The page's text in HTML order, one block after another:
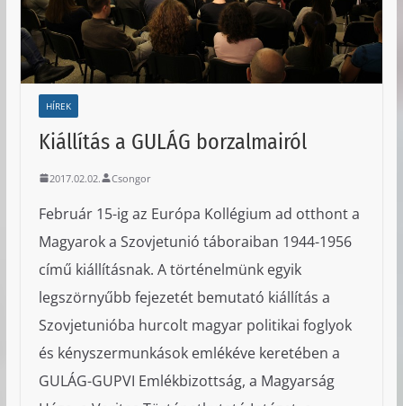
HÍREK
Kiállítás a GULÁG borzalmairól
2017.02.02. Csongor
Február 15-ig az Európa Kollégium ad otthont a
Magyarok a Szovjetunió táboraiban 1944-1956
című kiállításnak. A történelmünk egyik
legszörnyűbb fejezetét bemutató kiállítás a
Szovjetunióba hurcolt magyar politikai foglyok
és kényszermunkások emlékéve keretében a
GULÁG-GUPVI Emlékbizottság, a Magyarság